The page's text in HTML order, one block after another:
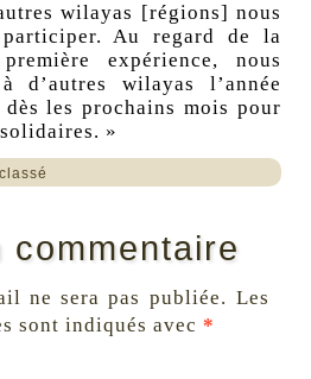
wilayas [régions] nous
Au regard de la
expérience, nous
d’autres wilayas l’année
les prochains mois pour
»
commentaire
ne sera pas publiée. Les
sont indiqués avec *